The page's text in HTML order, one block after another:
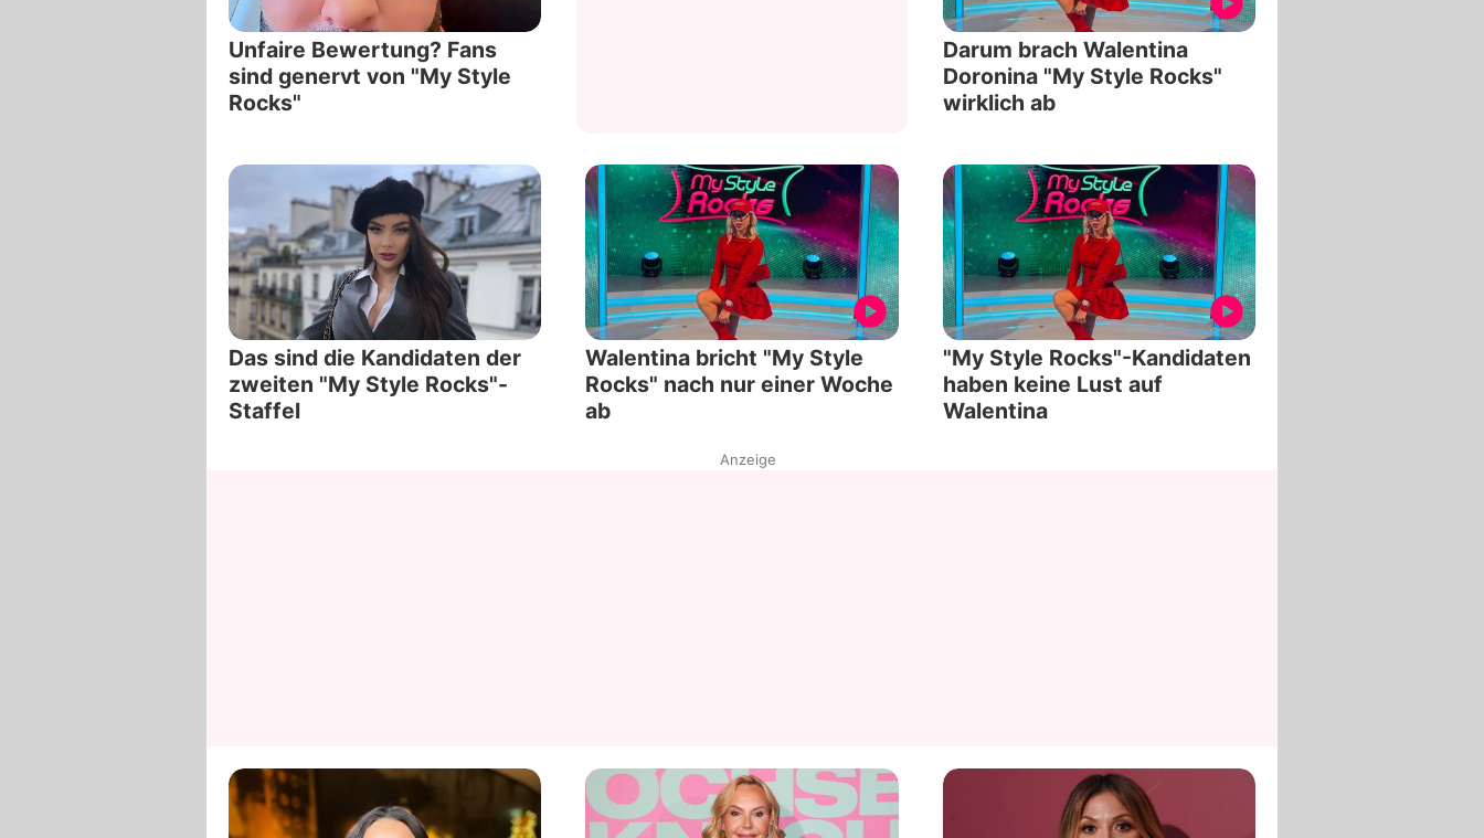
Unfaire Bewertung? Fans
sind genervt von "My Style
Rocks"
Darum brach Walentina
Doronina "My Style Rocks"
wirklich ab
Das sind die Kandidaten der
zweiten "My Style Rocks"-
Staffel
Walentina bricht "My Style
Rocks" nach nur einer Woche
ab
"My Style Rocks"-Kandidaten
haben keine Lust auf
Walentina
Anzeige